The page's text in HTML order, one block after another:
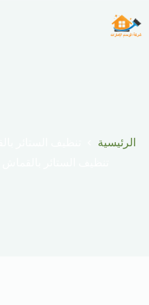
إلى
المحتوى
الرئيسية